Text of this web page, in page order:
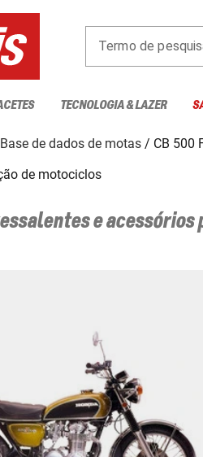
Termo de
TECNOLOGIA & LAZER
Base de dados de motas
CB 500
de motociclos
e acessórios